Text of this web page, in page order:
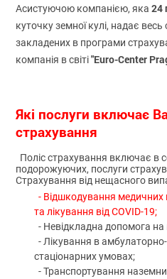
Асистуючою компанією, яка24
куточку земної кулі, надає
закладених в програми
компанія в світі"Euro-Center
Які послуги включає
страхування
Поліс страхування включає в
подорожуючих, послуги
Страхування від нещасного
- Відшкодування медичних
та лікування від COVID-19;
- Невідкладна допомога на
- Лікування в амбулаторно-
стаціонарних умовах;
- Транспортування